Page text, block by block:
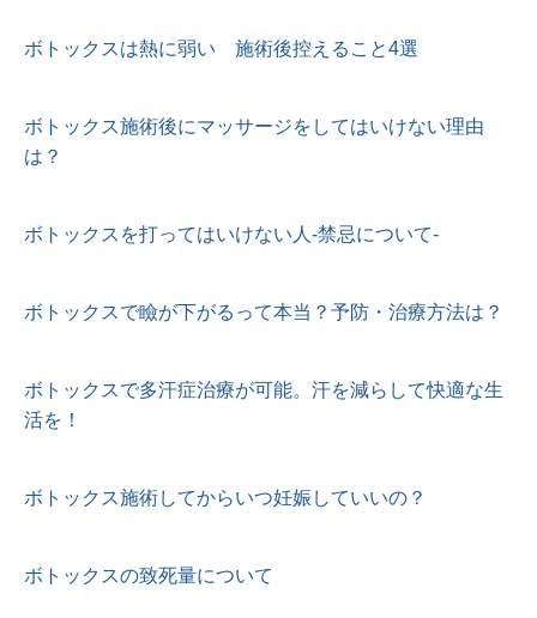
ボトックスは熱に弱い 施術後控えること4選
ボトックス施術後にマッサージをしてはいけない理由
は？
ボトックスを打ってはいけない人-禁忌について-
ボトックスで瞼が下がるって本当？予防・治療方法は？
ボトックスで多汗症治療が可能。汗を減らして快適な生
活を！
ボトックス施術してからいつ妊娠していいの？
ボトックスの致死量について